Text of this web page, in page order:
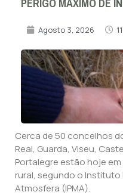
Agosto 3, 2026
Cerca de 50 concelhos
Real, Guarda, Viseu,
Portalegre estão hoje
rural, segundo o Instituto
Atmosfera (IPMA).